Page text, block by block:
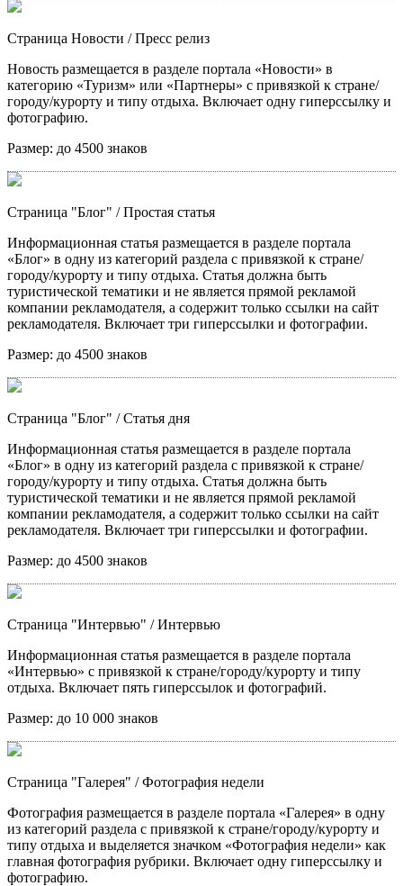
Страница Новости / Пресс релиз
Новость размещается в разделе портала «Новости» в
категорию «Туризм» или «Партнеры» с привязкой к стране/
городу/курорту и типу отдыха. Включает одну гиперссылку и
фотографию.
Размер: до 4500 знаков
Страница "Блог" / Простая статья
Информационная статья размещается в разделе портала
«Блог» в одну из категорий раздела с привязкой к стране/
городу/курорту и типу отдыха. Статья должна быть
туристической тематики и не является прямой рекламой
компании рекламодателя, а содержит только ссылки на сайт
рекламодателя. Включает три гиперссылки и фотографии.
Размер: до 4500 знаков
Страница "Блог" / Статья дня
Информационная статья размещается в разделе портала
«Блог» в одну из категорий раздела с привязкой к стране/
городу/курорту и типу отдыха. Статья должна быть
туристической тематики и не является прямой рекламой
компании рекламодателя, а содержит только ссылки на сайт
рекламодателя. Включает три гиперссылки и фотографии.
Размер: до 4500 знаков
Страница "Интервью" / Интервью
Информационная статья размещается в разделе портала
«Интервью» с привязкой к стране/городу/курорту и типу
отдыха. Включает пять гиперссылок и фотографий.
Размер: до 10 000 знаков
Страница "Галерея" / Фотография недели
Фотография размещается в разделе портала «Галерея» в одну
из категорий раздела с привязкой к стране/городу/курорту и
типу отдыха и выделяется значком «Фотография недели» как
главная фотография рубрики. Включает одну гиперссылку и
фотографию.